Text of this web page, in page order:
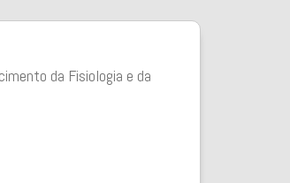
da Fisiologia e da